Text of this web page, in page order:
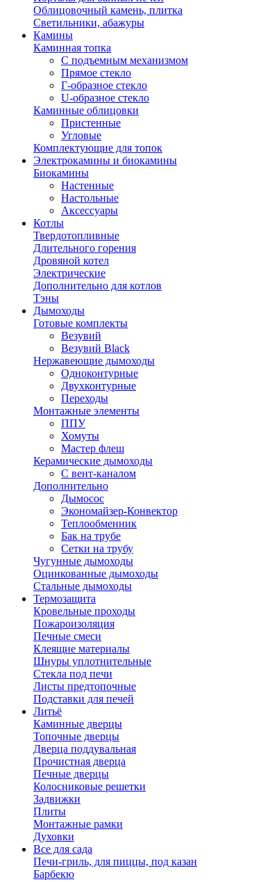
Облицовочный камень, плитка
Светильники, абажуры
Камины
Каминная топка
С подъемным механизмом
Прямое стекло
Г-образное стекло
U-образное стекло
Каминные облицовки
Пристенные
Угловые
Комплектующие для топок
Электрокамины и биокамины
Биокамины
Настенные
Настольные
Аксессуары
Котлы
Твердотопливные
Длительного горения
Дровяной котел
Электрические
Дополнительно для котлов
Тэны
Дымоходы
Готовые комплекты
Везувий
Везувий Black
Нержавеющие дымоходы
Одноконтурные
Двухконтурные
Переходы
Монтажные элементы
ППУ
Хомуты
Мастер флеш
Керамические дымоходы
С вент-каналом
Дополнительно
Дымосос
Экономайзер-Конвектор
Теплообменник
Бак на трубе
Сетки на трубу
Чугунные дымоходы
Оцинкованные дымоходы
Стальные дымоходы
Термозащита
Кровельные проходы
Пожароизоляция
Печные смеси
Клеящие материалы
Шнуры уплотнительные
Стекла под печи
Листы предтопочные
Подставки для печей
Литьё
Каминные дверцы
Топочные дверцы
Дверца поддувальная
Прочистная дверца
Печные дверцы
Колосниковые решетки
Задвижки
Плиты
Монтажные рамки
Духовки
Все для сада
Печи-гриль, для пиццы, под казан
Барбекю